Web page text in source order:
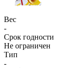
Вес
-
Срок годности
Не ограничен
Тип
-